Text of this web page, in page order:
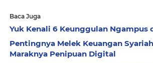
Baca Juga
Yuk Kenali 6 Keunggulan Ngampus
Pentingnya Melek Keuangan
Maraknya Penipuan Digital